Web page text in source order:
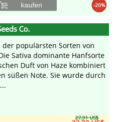
-20%
kaufen
Co.
der populärsten Sorten von
Sativa dominante Hanfsorte
Duft von Haze kombiniert
süßen Note. Sie wurde durch
27,91 US$